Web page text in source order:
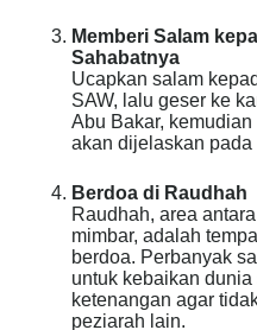
Memberi Salam
Sahabatnya
Ucapkan salam
SAW, lalu geser ke
Abu Bakar,
akan dijelaskan pada
Berdoa di Raudhah
Raudhah, area
mimbar, adalah
berdoa. Perbanyak
untuk kebaikan
ketenangan agar
peziarah lain.